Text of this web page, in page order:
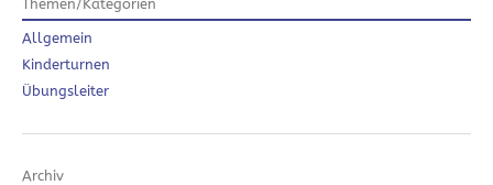
Themen/Kategorien
Allgemein
Kinderturnen
Übungsleiter
Archiv